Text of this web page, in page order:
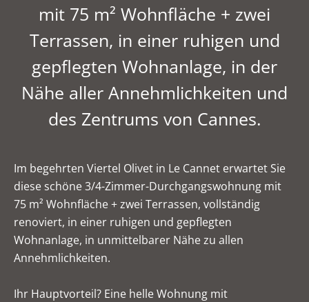
mit 75 m² Wohnfläche + zwei
Terrassen, in einer ruhigen und
gepflegten Wohnanlage, in der
Nähe aller Annehmlichkeiten und
des Zentrums von Cannes.
Im begehrten Viertel Olivet in Le Cannet erwartet Sie
diese schöne 3/4-Zimmer-Durchgangswohnung mit
75 m² Wohnfläche + zwei Terrassen, vollständig
renoviert, in einer ruhigen und gepflegten
Wohnanlage, in unmittelbarer Nähe zu allen
Annehmlichkeiten.
Ihr Hauptvorteil? Eine helle Wohnung mit